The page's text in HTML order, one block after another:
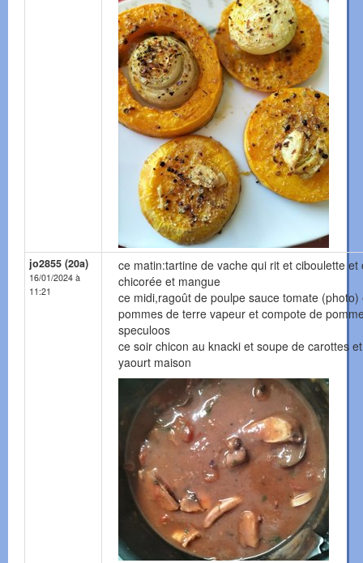
jo2855 (20a)
16/01/2024 à
11:21
ce matin:tartine de vache qui rit et ciboulette et
chicorée et mangue
ce midi,ragoût de poulpe sauce tomate (photo)
pommes de terre vapeur et compote de
speculoos
ce soir chicon au knacki et soupe de carottes et
yaourt maison